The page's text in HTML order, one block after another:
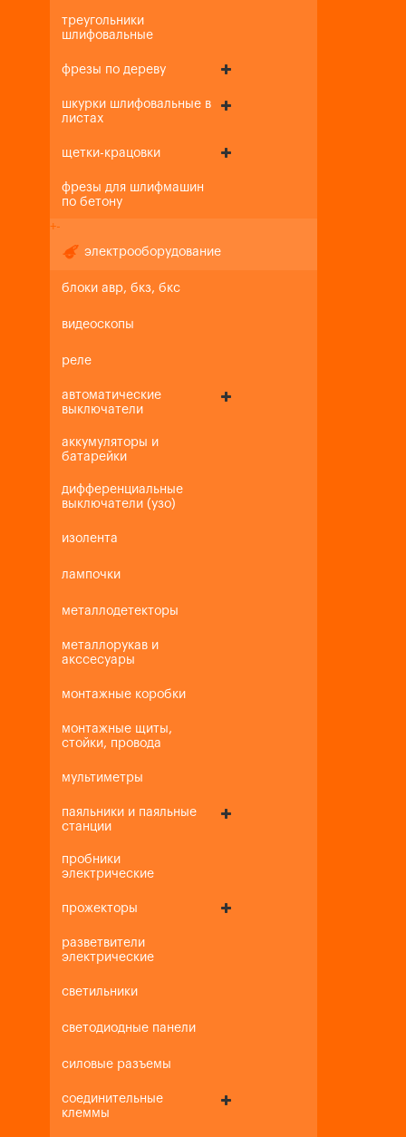
треугольники
шлифовальные
фрезы по дереву
шкурки шлифовальные в
листах
щетки-крацовки
фрезы для шлифмашин
по бетону
+-
электрооборудование
блоки авр, бкз, бкс
видеоскопы
реле
автоматические
выключатели
аккумуляторы и
батарейки
дифференциальные
выключатели (узо)
изолента
лампочки
металлодетекторы
металлорукав и
акссесуары
монтажные коробки
монтажные щиты,
стойки, провода
мультиметры
паяльники и паяльные
станции
пробники
электрические
прожекторы
разветвители
электрические
светильники
светодиодные панели
силовые разъемы
соединительные
клеммы